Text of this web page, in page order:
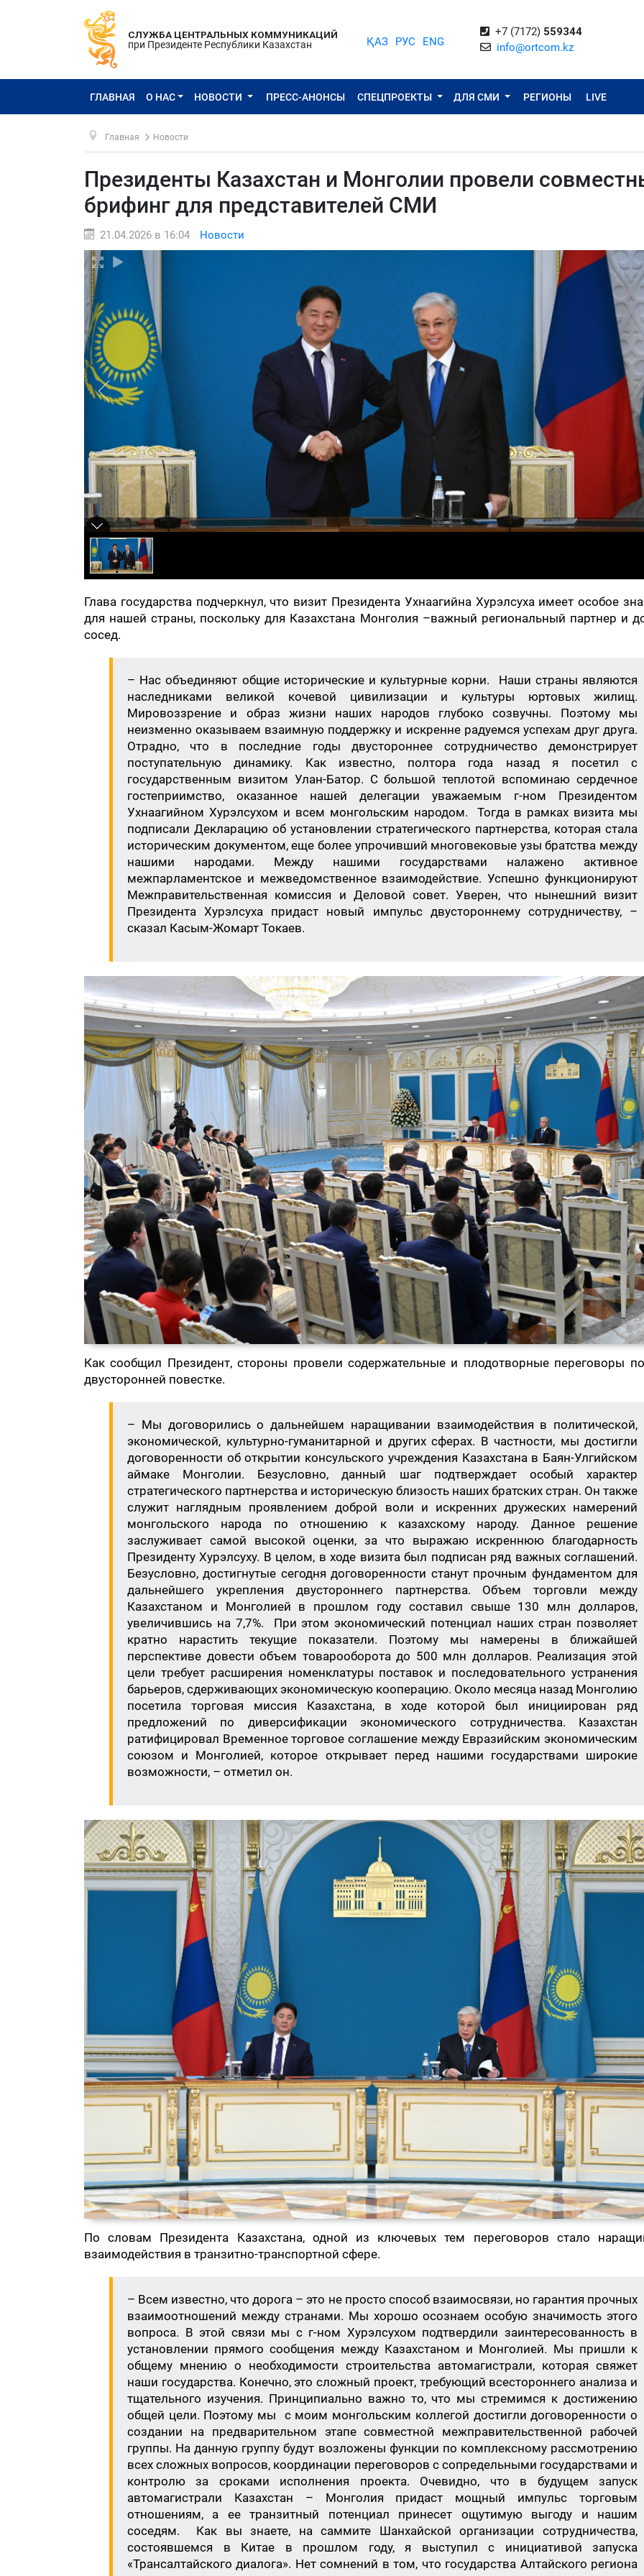
СЛУЖБА ЦЕНТРАЛЬНЫХ КОММУНИКАЦИЙ
при Президенте Республики Казахстан
ҚАЗ РУС ENG
+7 (7172) 559344
info@ortcom.kz
ГЛАВНАЯ О НАС НОВОСТИ ПРЕСС-АНОНСЫ СПЕЦПРОЕКТЫ ДЛЯ СМИ РЕГИОНЫ LIVE
Главная Новости
Президенты Казахстан и Монголии провели
брифинг для представителей СМИ
21.04.2026 в 16:04 Новости
Глава государства подчеркнул, что визит Президента Ухнаагийна Хурэлсуха имеет особое
для нашей страны, поскольку для Казахстана Монголия –важный региональный партнер и
сосед.
– Нас объединяют общие исторические и культурные корни. Наши страны являются
наследниками великой кочевой цивилизации и культуры юртовых жилищ.
Мировоззрение и образ жизни наших народов глубоко созвучны. Поэтому мы
неизменно оказываем взаимную поддержку и искренне радуемся успехам друг друга.
Отрадно, что в последние годы двустороннее сотрудничество демонстрирует
поступательную динамику. Как известно, полтора года назад я посетил с
государственным визитом Улан-Батор. С большой теплотой вспоминаю сердечное
гостеприимство, оказанное нашей делегации уважаемым г-ном Президентом
Ухнаагийном Хурэлсухом и всем монгольским народом. Тогда в рамках визита мы
подписали Декларацию об установлении стратегического партнерства, которая стала
историческим документом, еще более упрочивший многовековые узы братства между
нашими народами. Между нашими государствами налажено активное
межпарламентское и межведомственное взаимодействие. Успешно функционируют
Межправительственная комиссия и Деловой совет. Уверен, что нынешний визит
Президента Хурэлсуха придаст новый импульс двустороннему сотрудничеству, –
сказал Касым-Жомарт Токаев.
Как сообщил Президент, стороны провели содержательные и плодотворные переговоры
двусторонней повестке.
– Мы договорились о дальнейшем наращивании взаимодействия в политической,
экономической, культурно-гуманитарной и других сферах. В частности, мы достигли
договоренности об открытии консульского учреждения Казахстана в Баян-Улгийском
аймаке Монголии. Безусловно, данный шаг подтверждает особый характер
стратегического партнерства и историческую близость наших братских стран. Он также
служит наглядным проявлением доброй воли и искренних дружеских намерений
монгольского народа по отношению к казахскому народу. Данное решение
заслуживает самой высокой оценки, за что выражаю искреннюю благодарность
Президенту Хурэлсуху. В целом, в ходе визита был подписан ряд важных соглашений.
Безусловно, достигнутые сегодня договоренности станут прочным фундаментом для
дальнейшего укрепления двустороннего партнерства. Объем торговли между
Казахстаном и Монголией в прошлом году составил свыше 130 млн долларов,
увеличившись на 7,7%. При этом экономический потенциал наших стран позволяет
кратно нарастить текущие показатели. Поэтому мы намерены в ближайшей
перспективе довести объем товарооборота до 500 млн долларов. Реализация этой
цели требует расширения номенклатуры поставок и последовательного устранения
барьеров, сдерживающих экономическую кооперацию. Около месяца назад Монголию
посетила торговая миссия Казахстана, в ходе которой был инициирован ряд
предложений по диверсификации экономического сотрудничества. Казахстан
ратифицировал Временное торговое соглашение между Евразийским экономическим
союзом и Монголией, которое открывает перед нашими государствами широкие
возможности, – отметил он.
По словам Президента Казахстана, одной из ключевых тем переговоров стало
взаимодействия в транзитно-транспортной сфере.
– Всем известно, что дорога – это не просто способ взаимосвязи, но гарантия прочных
взаимоотношений между странами. Мы хорошо осознаем особую значимость этого
вопроса. В этой связи мы с г-ном Хурэлсухом подтвердили заинтересованность в
установлении прямого сообщения между Казахстаном и Монголией. Мы пришли к
общему мнению о необходимости строительства автомагистрали, которая свяжет
наши государства. Конечно, это сложный проект, требующий всестороннего анализа и
тщательного изучения. Принципиально важно то, что мы стремимся к достижению
общей цели. Поэтому мы с моим монгольским коллегой достигли договоренности о
создании на предварительном этапе совместной межправительственной рабочей
группы. На данную группу будут возложены функции по комплексному рассмотрению
всех сложных вопросов, координации переговоров с сопредельными государствами и
контролю за сроками исполнения проекта. Очевидно, что в будущем запуск
автомагистрали Казахстан – Монголия придаст мощный импульс торговым
отношениям, а ее транзитный потенциал принесет ощутимую выгоду и нашим
соседям. Как вы знаете, на саммите Шанхайской организации сотрудничества,
состоявшемся в Китае в прошлом году, я выступил с инициативой запуска
«Трансалтайского диалога». Нет сомнений в том, что государства Алтайского региона